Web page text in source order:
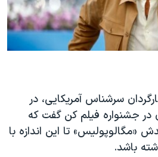
سرشناس آمریکایی، در
جشنواره فیلم کن گفت که
«مگالوپولیس» تا این اندازه با
باشد.